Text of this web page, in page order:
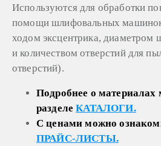
Используются для обработки
помощи шлифовальных
ходом эксцентрика, диаметром
и количеством отверстий для
отверстий).
Подробнее о материалах
разделе КАТАЛОГИ.
С ценами можно
ПРАЙС-ЛИСТЫ.